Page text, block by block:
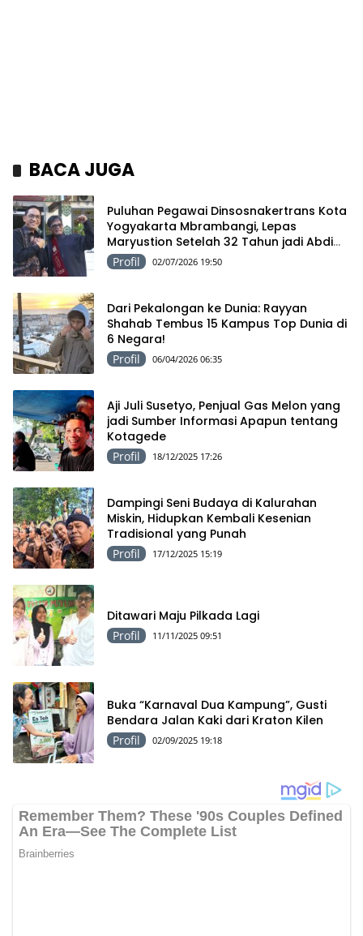
BACA JUGA
Puluhan Pegawai Dinsosnakertrans Kota
Yogyakarta Mbrambangi, Lepas
Maryustion Setelah 32 Tahun jadi Abdi
Negara
Profil 02/07/2026 19:50
Dari Pekalongan ke Dunia: Rayyan
Shahab Tembus 15 Kampus Top Dunia di
6 Negara!
Profil 06/04/2026 06:35
Aji Juli Susetyo, Penjual Gas Melon yang
jadi Sumber Informasi Apapun tentang
Kotagede
Profil 18/12/2025 17:26
Dampingi Seni Budaya di Kalurahan
Miskin, Hidupkan Kembali Kesenian
Tradisional yang Punah
Profil 17/12/2025 15:19
Ditawari Maju Pilkada Lagi
Profil 11/11/2025 09:51
Buka “Karnaval Dua Kampung”, Gusti
Bendara Jalan Kaki dari Kraton Kilen
Profil 02/09/2025 19:18